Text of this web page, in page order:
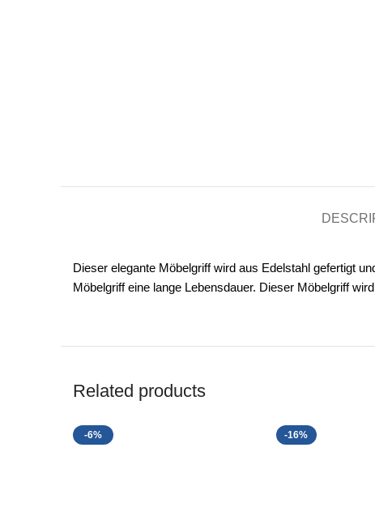
Dieser elegante Möbelgriff wird aus Edelstahl gefertigt
Möbelgriff eine lange Lebensdauer. Dieser Möbelgriff
Related products
-6% -16%